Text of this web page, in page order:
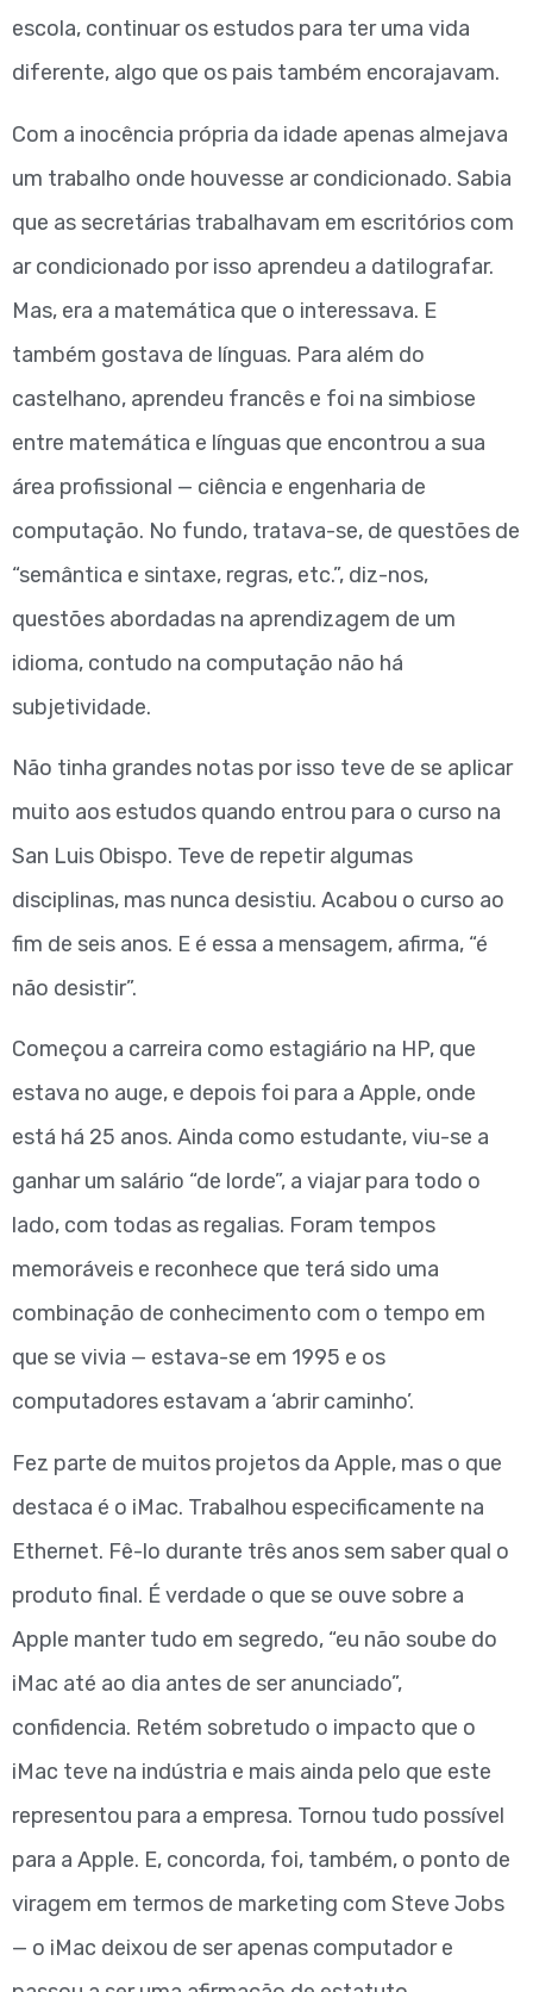
escola, continuar os estudos para ter uma vida
diferente, algo que os pais também encorajavam.
Com a inocência própria da idade apenas almejava
um trabalho onde houvesse ar condicionado. Sabia
que as secretárias trabalhavam em escritórios com
ar condicionado por isso aprendeu a datilografar.
Mas, era a matemática que o interessava. E
também gostava de línguas. Para além do
castelhano, aprendeu francês e foi na simbiose
entre matemática e línguas que encontrou a sua
área profissional — ciência e engenharia de
computação. No fundo, tratava-se, de questões de
“semântica e sintaxe, regras, etc.”, diz-nos,
questões abordadas na aprendizagem de um
idioma, contudo na computação não há
subjetividade.
Não tinha grandes notas por isso teve de se aplicar
muito aos estudos quando entrou para o curso na
San Luis Obispo. Teve de repetir algumas
disciplinas, mas nunca desistiu. Acabou o curso ao
fim de seis anos. E é essa a mensagem, afirma, “é
não desistir”.
Começou a carreira como estagiário na HP, que
estava no auge, e depois foi para a Apple, onde
está há 25 anos. Ainda como estudante, viu-se a
ganhar um salário “de lorde”, a viajar para todo o
lado, com todas as regalias. Foram tempos
memoráveis e reconhece que terá sido uma
combinação de conhecimento com o tempo em
que se vivia — estava-se em 1995 e os
computadores estavam a ‘abrir caminho’.
Fez parte de muitos projetos da Apple, mas o que
destaca é o iMac. Trabalhou especificamente na
Ethernet. Fê-lo durante três anos sem saber qual o
produto final. É verdade o que se ouve sobre a
Apple manter tudo em segredo, “eu não soube do
iMac até ao dia antes de ser anunciado”,
confidencia. Retém sobretudo o impacto que o
iMac teve na indústria e mais ainda pelo que este
representou para a empresa. Tornou tudo possível
para a Apple. E, concorda, foi, também, o ponto de
viragem em termos de marketing com Steve Jobs
— o iMac deixou de ser apenas computador e